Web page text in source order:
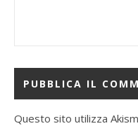
Questo sito utilizza